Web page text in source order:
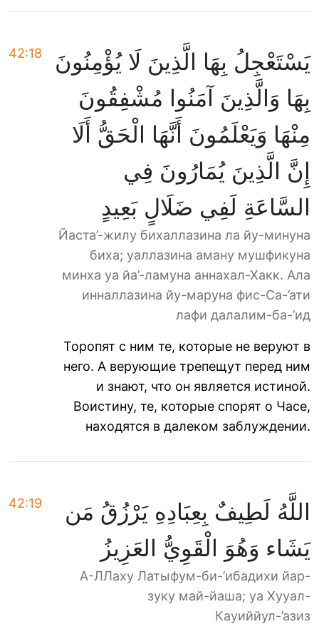
42:18
يَسْتَعْجِلُ بِهَا الَّذِينَ لَا يُؤْمِنُونَ
بِهَا وَالَّذِينَ آمَنُوا مُشْفِقُونَ
مِنْهَا وَيَعْلَمُونَ أَنَّهَا الْحَقُّ أَلَا
إِنَّ الَّذِينَ يُمَارُونَ فِي
السَّاعَةِ لَفِي ضَلَالٍ بَعِيدٍ
Йаста’-жилу бихаллазина ла йу-минуна
биха; уаллазина аману мушфикуна
минха уа йа’-ламуна аннахал-Хакк. Ала
инналлазина йу-маруна фис-Са-’ати
лафи далалим-ба-’ид
Торопят с ним те, которые не веруют в
него. А верующие трепещут перед ним
и знают, что он является истиной.
Воистину, те, которые спорят о Часе,
находятся в далеком заблуждении.
42:19
اللَّهُ لَطِيفٌ بِعِبَادِهِ يَرْزُقُ مَن
يَشَاء وَهُوَ الْقَوِيُّ العَزِيزُ
А-ЛЛаху Латыфум-би-’ибадихи йар-
зуку май-йаша; уа Хууал-
Кауиййул-’азиз